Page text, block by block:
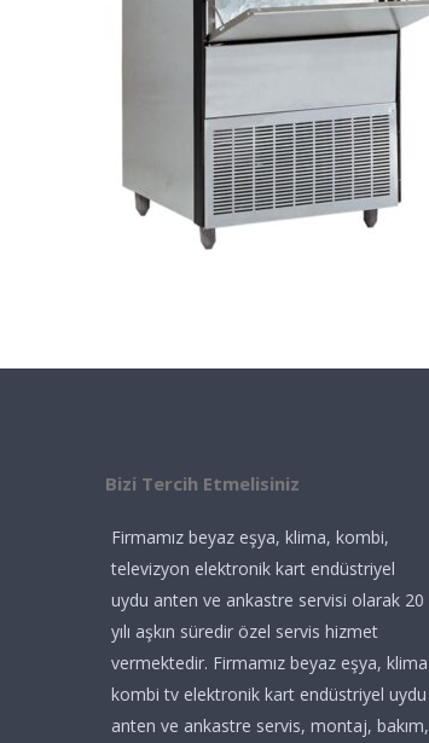
Bizi Tercih Etmelisiniz
Firmamız beyaz eşya, klima, kombi,
televizyon elektronik kart endüstriyel
uydu anten ve ankastre servisi olarak 20
yılı aşkın süredir özel servis hizmet
vermektedir. Firmamız beyaz eşya, klima
kombi tv elektronik kart endüstriyel uydu
anten ve ankastre servis, montaj, bakım,